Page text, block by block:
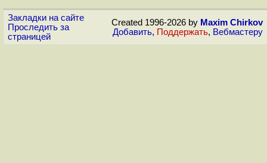
Закладки на сайте
Проследить за
страницей
Created 1996-2026 by Maxim Chirkov
Добавить, Поддержать, Вебмастеру